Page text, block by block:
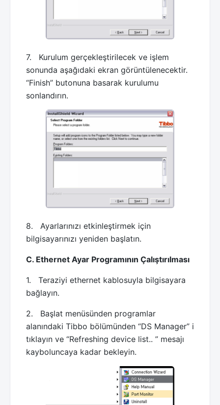
7. Kurulum gerçekleştirilecek ve işlem
sonunda aşağıdaki ekran görüntülenecektir.
“Finish” butonuna basarak kurulumu
sonlandırın.
8. Ayarlarınızı etkinleştirmek için
bilgisayarınızı yeniden başlatın.
C. Ethernet Ayar Programının Çalıştırılması
1. Teraziyi ethernet kablosuyla bilgisayara
bağlayın.
2. Başlat menüsünden programlar
alanındaki Tibbo bölümünden “DS Manager” i
tıklayın ve “Refreshing device list.. ” mesajı
kayboluncaya kadar bekleyin.